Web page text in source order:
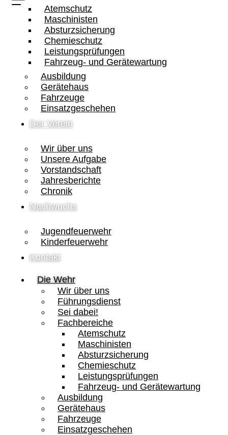
Atemschutz
Maschinisten
Absturzsicherung
Chemieschutz
Leistungsprüfungen
Fahrzeug- und Gerätewartung
Ausbildung
Gerätehaus
Fahrzeuge
Einsatzgeschehen
Der Verein
Wir über uns
Unsere Aufgabe
Vorstandschaft
Jahresberichte
Chronik
Nachwuchs
Jugendfeuerwehr
Kinderfeuerwehr
Kontakt
Die Wehr
Wir über uns
Führungsdienst
Sei dabei!
Fachbereiche
Atemschutz
Maschinisten
Absturzsicherung
Chemieschutz
Leistungsprüfungen
Fahrzeug- und Gerätewartung
Ausbildung
Gerätehaus
Fahrzeuge
Einsatzgeschehen